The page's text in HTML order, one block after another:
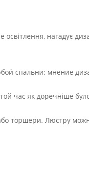
освітлення, нагадує
час як доречніше
торшери. Люстру